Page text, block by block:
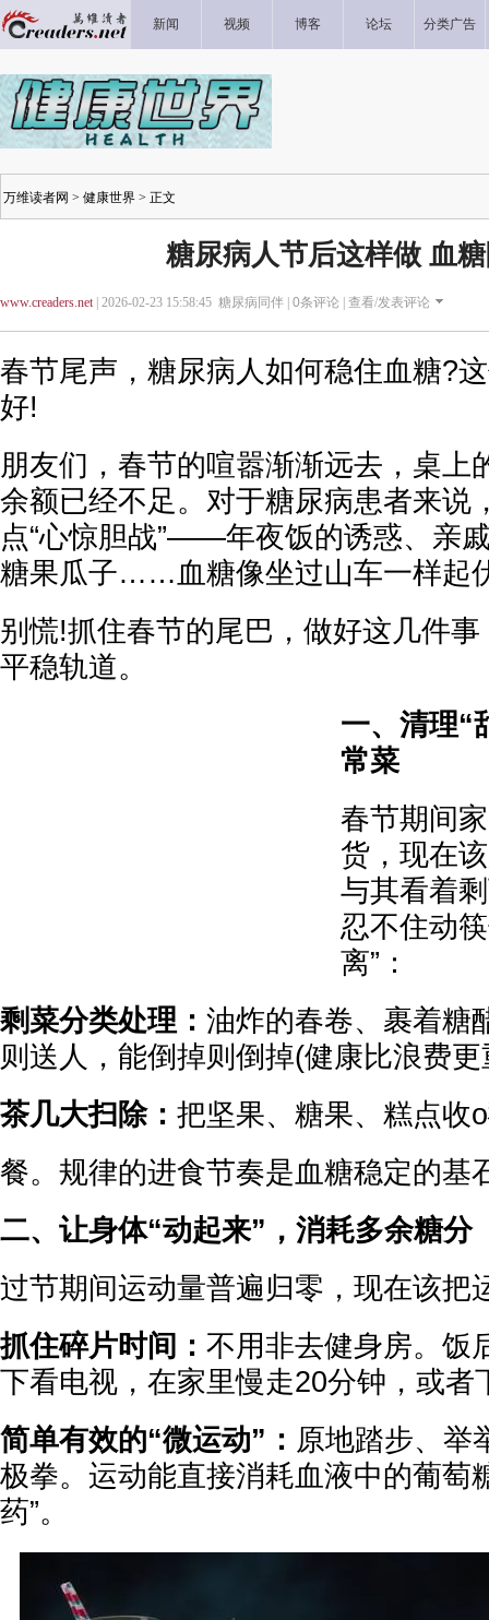
新闻 视频 博客 论坛 分类广告
万维读者网 > 健康世界 > 正文
糖尿病人节后这样做 血
www.creaders.net| 2026-02-23 15:58:45 糖尿病同伴 | 0条评论 | 查看/发表评论
春节尾声，糖尿病人如何稳住血糖?
好!
朋友们，春节的喧嚣渐渐远去，桌上
余额已经不足。对于糖尿病患者来说
点“心惊胆战”——年夜饭的诱惑、亲
糖果瓜子……血糖像坐过山车一样起
别慌!抓住春节的尾巴，做好这几件
平稳轨道。
一、清理“
常菜
春节期间
货，现在
与其看着
忍不住动
离”：
剩菜分类处理： 油炸的春卷、裹着糖
则送人，能倒掉则倒掉(健康比浪费
茶几大扫除： 把坚果、糖果、糕点收
餐。规律的进食节奏是血糖稳定的基
二、让身体“动起来”，消耗多余糖分
过节期间运动量普遍归零，现在该把
抓住碎片时间： 不用非去健身房。饭
下看电视，在家里慢走20分钟，或者
简单有效的“微运动”： 原地踏步、举
极拳。运动能直接消耗血液中的葡萄
药”。